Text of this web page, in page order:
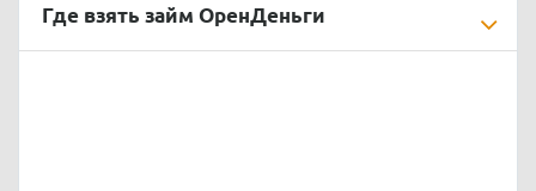
Где взять займ ОренДеньги